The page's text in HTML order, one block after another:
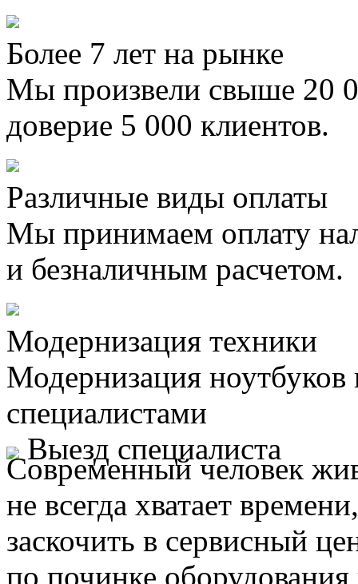
Более 7 лет на рынке
Мы произвели свыше 20
доверие 5 000 клиентов.
Различные виды оплаты
Мы принимаем оплату
и безналичным расчетом.
Модернизация техники
Модернизация
специалистами
Выезд специалиста
Современный человек
не всегда хватает
заскочить в сервисный
по починке